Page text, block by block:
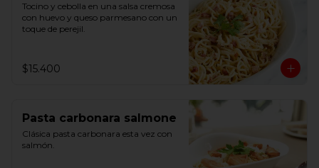
Tocino y cebolla en una salsa cremosa
con huevo y queso parmesano con un
toque de perejil.
$15.400
Pasta carbonara salmone
Clásica pasta carbonara esta vez con
salmón.